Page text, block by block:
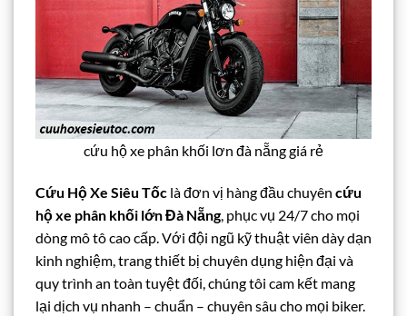
cứu hộ xe phân khối lơn đà nẵng giá rẻ
Cứu Hộ Xe Siêu Tốc là đơn vị hàng đầu chuyên cứu
hộ xe phân khối lớn Đà Nẵng, phục vụ 24/7 cho mọi
dòng mô tô cao cấp. Với đội ngũ kỹ thuật viên dày dạn
kinh nghiệm, trang thiết bị chuyên dụng hiện đại và
quy trình an toàn tuyệt đối, chúng tôi cam kết mang
lại dịch vụ nhanh – chuẩn – chuyên sâu cho mọi biker.